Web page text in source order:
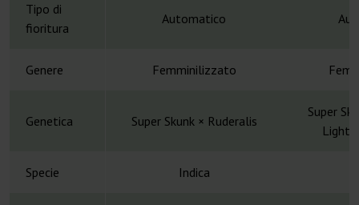
Tipo di
fioritura
Automatico
Genere Femminilizzato
Genetica Super Skunk × Ruderalis
Super
Lights
Specie Indica